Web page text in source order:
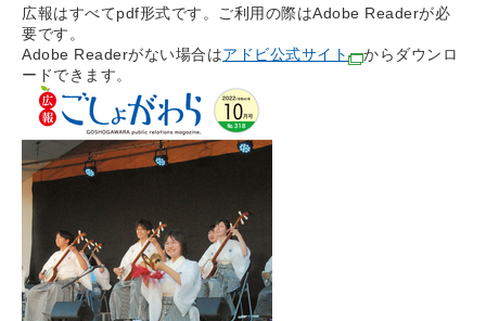
広報はすべてpdf形式です。ご利用の際はAdobe Readerが必
要です。
Adobe Readerがない場合はアドビ公式サイト
からダウンロ
ードできます。